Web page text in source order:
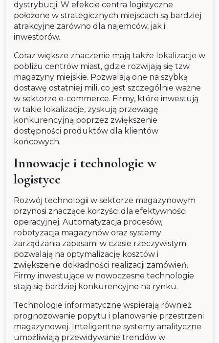
dystrybucji. W efekcie centra logistyczne
położone w strategicznych miejscach są bardziej
atrakcyjne zarówno dla najemców, jak i
inwestorów.
Coraz większe znaczenie mają także lokalizacje w
pobliżu centrów miast, gdzie rozwijają się tzw.
magazyny miejskie. Pozwalają one na szybką
dostawę ostatniej mili, co jest szczególnie ważne
w sektorze e-commerce. Firmy, które inwestują
w takie lokalizacje, zyskują przewagę
konkurencyjną poprzez zwiększenie
dostępności produktów dla klientów
końcowych.
Innowacje i technologie w
logistyce
Rozwój technologii w sektorze magazynowym
przynosi znaczące korzyści dla efektywności
operacyjnej. Automatyzacja procesów,
robotyzacja magazynów oraz systemy
zarządzania zapasami w czasie rzeczywistym
pozwalają na optymalizację kosztów i
zwiększenie dokładności realizacji zamówień.
Firmy inwestujące w nowoczesne technologie
stają się bardziej konkurencyjne na rynku.
Technologie informatyczne wspierają również
prognozowanie popytu i planowanie przestrzeni
magazynowej. Inteligentne systemy analityczne
umożliwiają przewidywanie trendów w